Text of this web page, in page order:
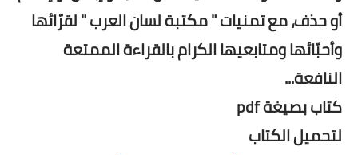
أو حذف، مع تمنيات " مكتبة لسان العرب " لقرّائها
وأحبّائها ومتابعيها الكرام بالقراءة الممتعة
النافعة...
كتاب بصيغة pdf
لتحميل الكتاب